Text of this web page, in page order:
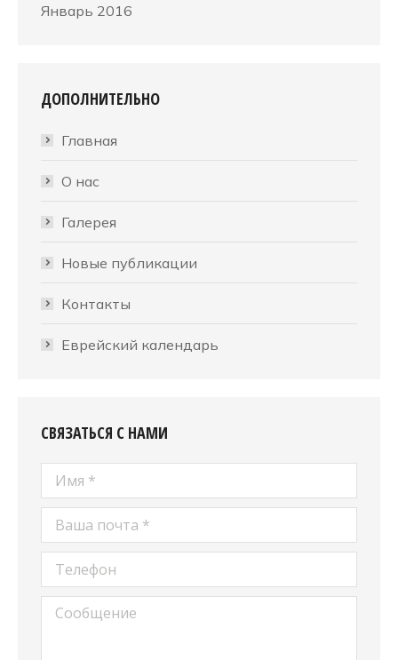
Январь 2016
ДОПОЛНИТЕЛЬНО
Главная
О нас
Галерея
Новые публикации
Контакты
Еврейский календарь
СВЯЗАТЬСЯ С НАМИ
Имя *
Ваша почта *
Телефон
Сообщение